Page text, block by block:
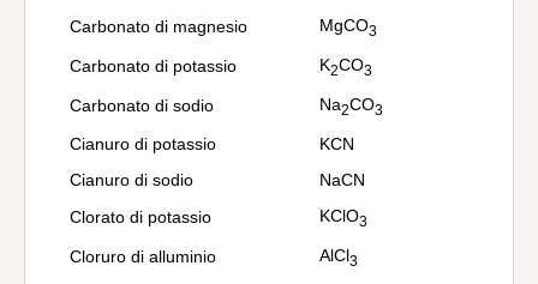
Carbonato di magnesio MgCO3
Carbonato di potassio K2CO3
Carbonato di sodio Na2CO3
Cianuro di potassio
KCN
Cianuro di sodio
NaCN
Clorato di potassio
KClO3
Cloruro di alluminio AlCl3